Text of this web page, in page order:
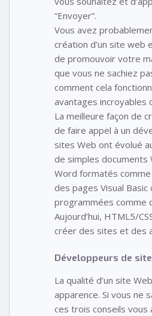
“Envoyer”.
Vous avez
création d’un site web
de promouvoir votre
que vous ne sachiez
comment cela
avantages incroyables
La meilleure façon de
de faire appel à un
sites Web ont évolué
de simples documents
Word formatés
des pages Visual Basic
programmées comme
Aujourd’hui, HTML5/
créer des sites et des
Développeurs de
La qualité d’un site
apparence. Si vous ne
ces trois conseils vous